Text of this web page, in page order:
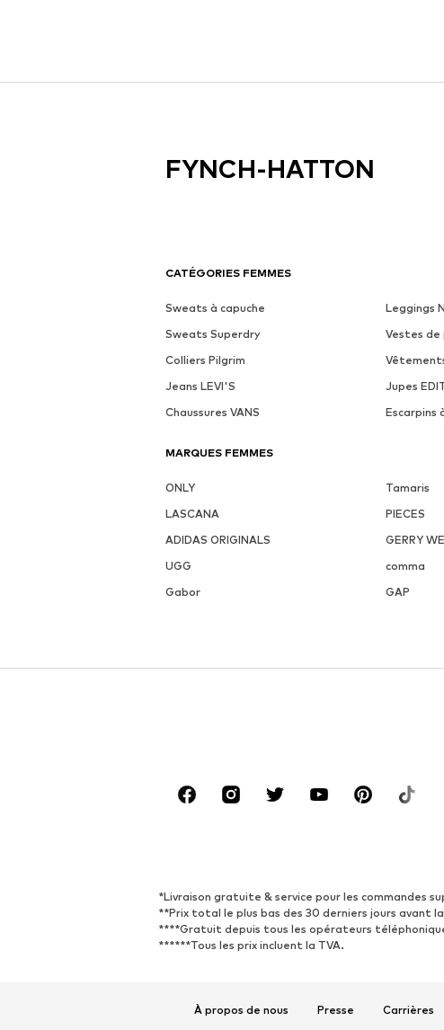
CATÉGORIES FEMMES
Sweats à capuche Leggings
Sweats Superdry
Vestes de
Colliers Pilgrim
Jeans LEVI'S
Jupes
Chaussures VANS
Escarpins
MARQUES FEMMES
ONLY Tamaris
LASCANA
PIECES
ADIDAS ORIGINALS
GERRY
UGG
comma
Gabor
GAP
*Livraison gratuite & service pour les commandes
**Prix total le plus bas des 30 derniers jours avant
****Gratuit depuis tous les opérateurs
******Tous les prix incluent la TVA.
À propos de nous Presse Carrières
FYNCH-HATTON